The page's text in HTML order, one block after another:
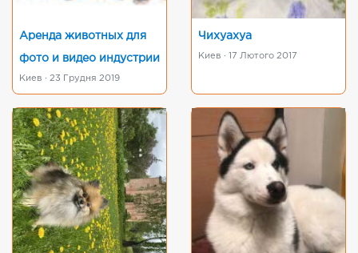
Аренда животных для
фото и видео индустрии
Киев · 23 Грудня 2019
Чихуахуа
Киев · 17 Лютого 2017